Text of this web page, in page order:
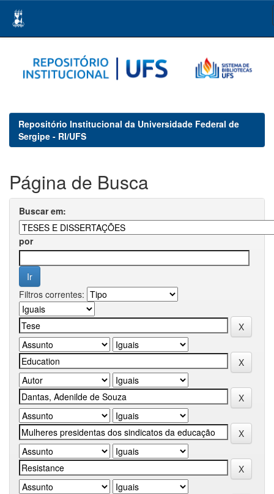
navigation
Repositório Institucional da Universidade Federal de
Sergipe - RI/UFS
Página de Busca
Buscar em:
por
Filtros correntes: